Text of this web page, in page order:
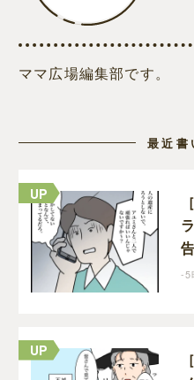
ママ広場編集部です。
最近書
-5